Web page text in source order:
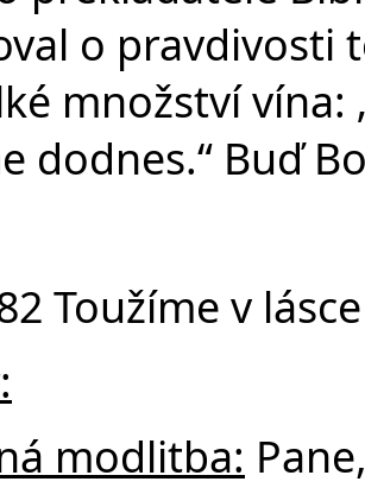
o pravdivosti
množství vína:
dodnes.“ Buď
Toužíme v
modlitba: